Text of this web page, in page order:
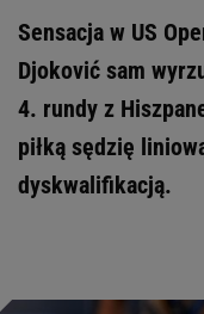
Sensacja w US
Djoković sam
4. rundy z
piłką sędzię
dyskwalifikacją.